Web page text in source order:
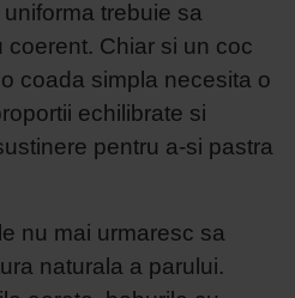
trebuie sa
Chiar si un coc
coada simpla necesita o
echilibrate si
pentru a-si pastra
nu mai urmaresc sa
naturala a parului.